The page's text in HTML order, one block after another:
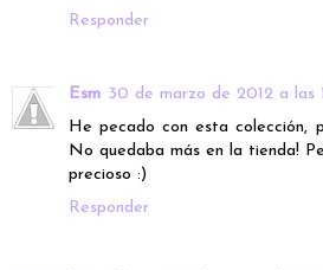
Responder
Esm 30 de marzo de 2012 a las
He pecado con esta colección,
No quedaba más en la tienda!
precioso :)
Responder